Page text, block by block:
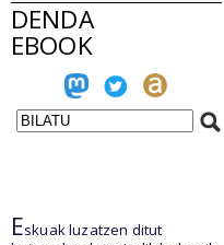
DENDA
EBOOK
Eskuak luzatzen ditut